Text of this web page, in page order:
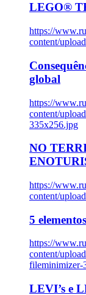
LEGO®
https://
content/
global
https://
content/
335x256.jpg
NO
https://
content/
5
https://
content/
fileminimizer-
LEVI’s e